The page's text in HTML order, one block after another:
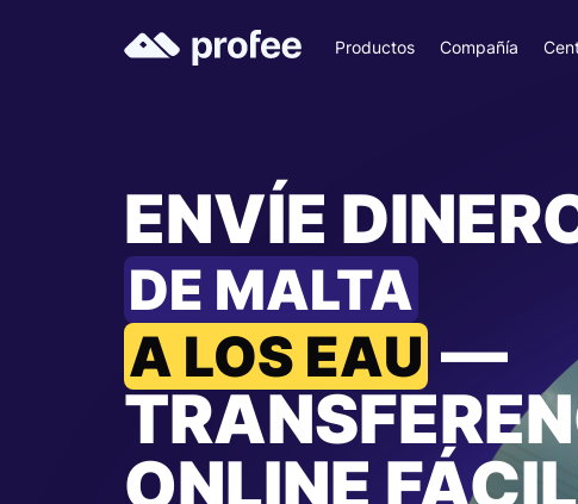
Productos Compañía
ENVÍE
DE MALTA
A LOS EAU —
ONLINE